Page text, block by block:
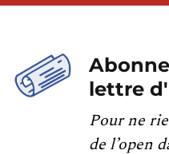
lettre
Pour ne
de l’open